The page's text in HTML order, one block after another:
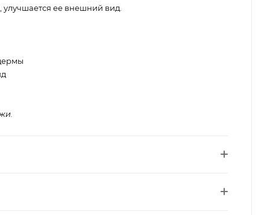
улучшается ее внешний вид.